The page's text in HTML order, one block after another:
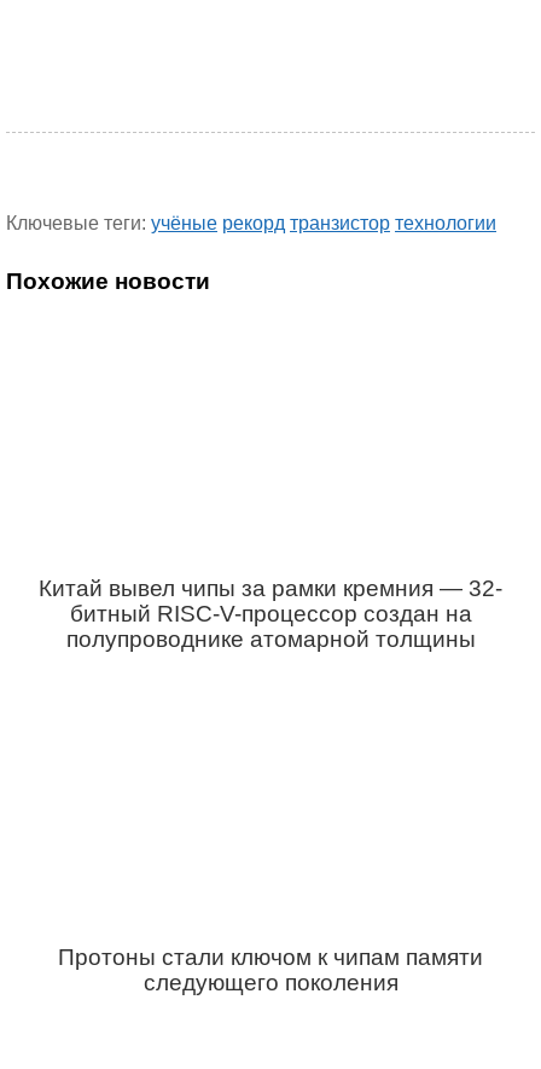
Ключевые теги: учёные рекорд транзистор технологии
Похожие новости
Китай вывел чипы за рамки кремния — 32-
битный RISC-V-процессор создан на
полупроводнике атомарной толщины
Протоны стали ключом к чипам памяти
следующего поколения